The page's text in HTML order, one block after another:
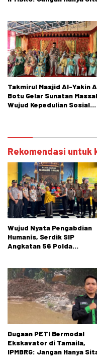
Takmirul Masjid Al-Yakin
Botu Gelar Sunatan
Wujud Kepedulian Sosial
Rekomendasi untuk
Wujud Nyata Pengabdian
Humanis, Serdik SIP
Angkatan 56 Polda
Dugaan PETI Bermodal
Ekskavator di Tamaila,
IPMBRG: Jangan Hanya